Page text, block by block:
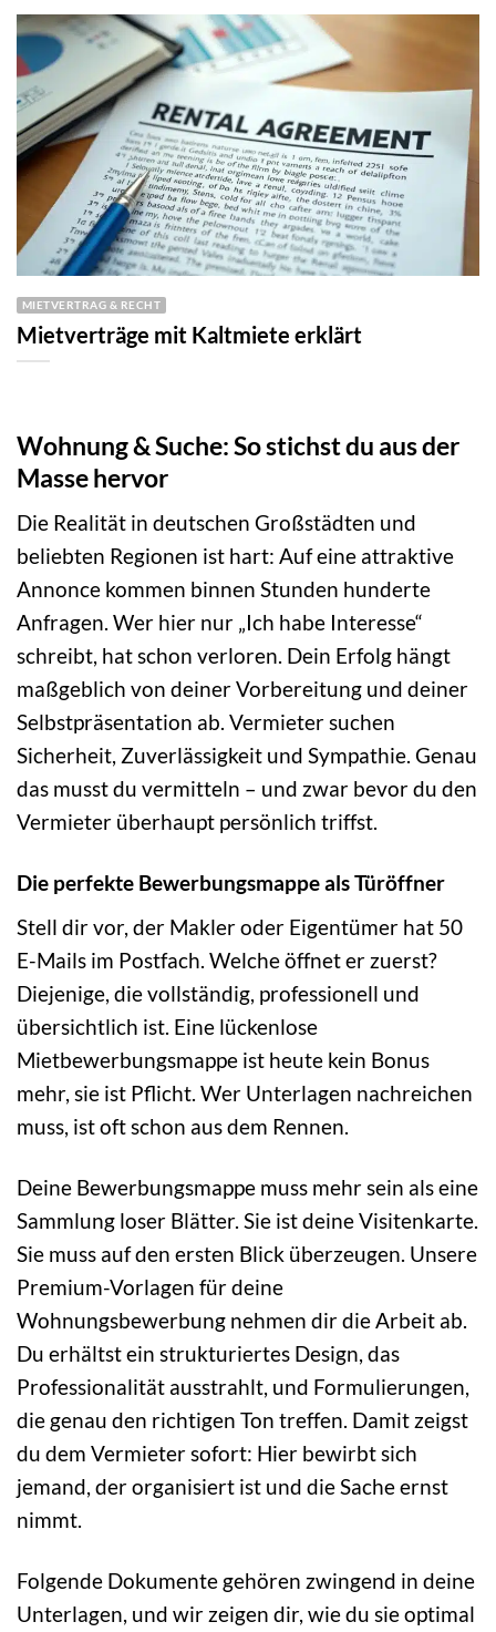
MIETVERTRAG & RECHT
Mietverträge mit Kaltmiete erklärt
Wohnung & Suche: So stichst du aus der
Masse hervor
Die Realität in deutschen Großstädten und
beliebten Regionen ist hart: Auf eine attraktive
Annonce kommen binnen Stunden hunderte
Anfragen. Wer hier nur „Ich habe Interesse“
schreibt, hat schon verloren. Dein Erfolg hängt
maßgeblich von deiner Vorbereitung und deiner
Selbstpräsentation ab. Vermieter suchen
Sicherheit, Zuverlässigkeit und Sympathie. Genau
das musst du vermitteln – und zwar bevor du den
Vermieter überhaupt persönlich triffst.
Die perfekte Bewerbungsmappe als Türöffner
Stell dir vor, der Makler oder Eigentümer hat 50
E-Mails im Postfach. Welche öffnet er zuerst?
Diejenige, die vollständig, professionell und
übersichtlich ist. Eine lückenlose
Mietbewerbungsmappe ist heute kein Bonus
mehr, sie ist Pflicht. Wer Unterlagen nachreichen
muss, ist oft schon aus dem Rennen.
Deine Bewerbungsmappe muss mehr sein als eine
Sammlung loser Blätter. Sie ist deine Visitenkarte.
Sie muss auf den ersten Blick überzeugen. Unsere
Premium-Vorlagen für deine
Wohnungsbewerbung nehmen dir die Arbeit ab.
Du erhältst ein strukturiertes Design, das
Professionalität ausstrahlt, und Formulierungen,
die genau den richtigen Ton treffen. Damit zeigst
du dem Vermieter sofort: Hier bewirbt sich
jemand, der organisiert ist und die Sache ernst
nimmt.
Folgende Dokumente gehören zwingend in deine
Unterlagen, und wir zeigen dir, wie du sie optimal